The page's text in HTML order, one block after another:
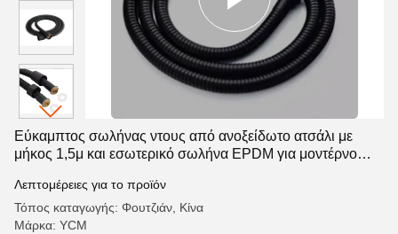
Εύκαμπτος σωλήνας ντους από ανοξείδωτο ατσάλι με
μήκος 1,5μ και εσωτερικό σωλήνα EPDM για μοντέρνο
Λεπτομέρειες για το προϊόν
Τόπος καταγωγής: Φουτζιάν, Κίνα
Μάρκα: YCM